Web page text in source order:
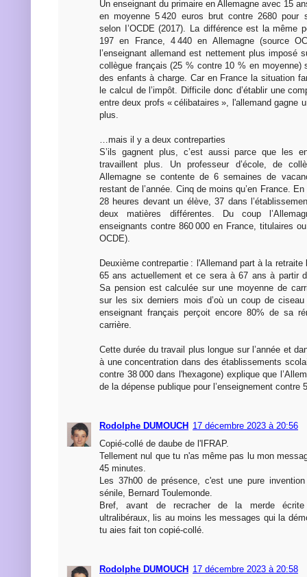
Un enseignant du primaire en Allemagne avec 15
en moyenne 5 420 euros brut contre 2680 pour
selon I’OCDE (2017). La différence est la même
197 en France, 4 440 en Allemagne (source
l’enseignant allemand est nettement plus imposé
collègue français (25 % contre 10 % en moyenne)
des enfants à charge. Car en France la situation
le calcul de l’impôt. Difficile donc d’établir une
entre deux profs « célibataires », l'allemand gagne
plus.
…mais il y a deux contreparties
S’ils gagnent plus, c’est aussi parce que les
travaillent plus. Un professeur d’école, de
Allemagne se contente de 6 semaines de
restant de l’année. Cinq de moins qu’en France.
28 heures devant un élève, 37 dans
deux matières différentes. Du coup
enseignants contre 860 000 en France, titulaires
OCDE).
Deuxième contrepartie : l'Allemand part à la
65 ans actuellement et ce sera à 67 ans à partir
Sa pension est calculée sur une moyenne de
sur les six derniers mois d’où un coup de
enseignant français perçoit encore 80% de sa
carrière.
Cette durée du travail plus longue sur l’année et
à une concentration dans des établissements
contre 38 000 dans l'hexagone) explique que
de la dépense publique pour l’enseignement contre
Rodolphe DUMOUCH 17 décembre 2023 à 20:56
Copié-collé de daube de l'IFRAP.
Tellement nul que tu n'as même pas lu mon
45 minutes.
Les 37h00 de présence, c'est une pure
sénile, Bernard Toulemonde.
Bref, avant de recracher de la merde
ultralibéraux, lis au moins les messages qui la
tu aies fait ton copié-collé.
Rodolphe DUMOUCH 17 décembre 2023 à 20:58